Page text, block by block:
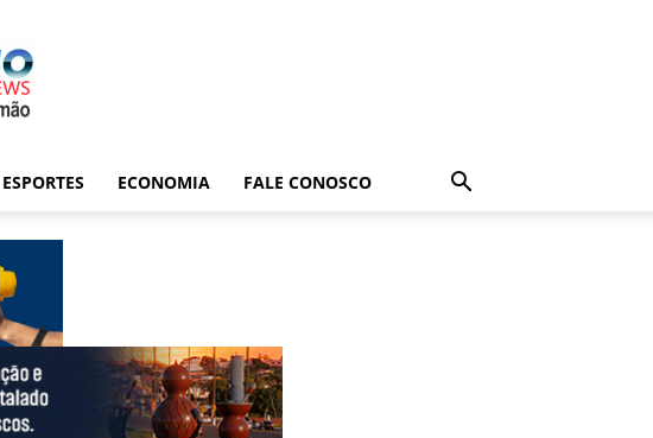
ESPORTES ECONOMIA FALE CONOSCO